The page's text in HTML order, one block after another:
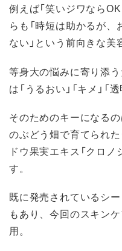
例えば「笑いジワなら
らも「時短は助かるが
ない」という前向きな美
等身大の悩みに寄り添
は「うるおい」「キメ」「
そのためのキーになる
のぶどう畑で育てられ
ドウ果実エキス「クロ
す。
既に発売されているシ
もあり、今回のスキン
用。